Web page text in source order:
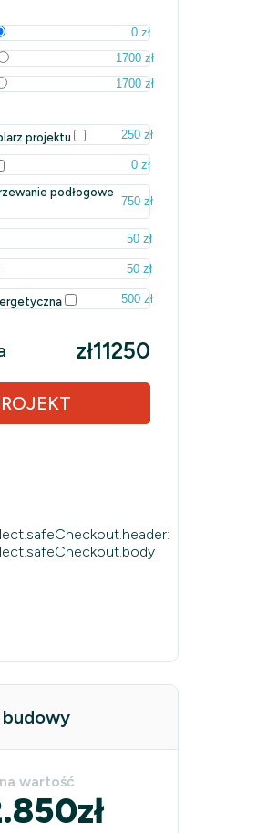
0 zł
1700 zł
1700 zł
projektu 250 zł
0 zł
podłogowe
750 zł
50 zł
50 zł
500 zł
zł11250
wartość
zł